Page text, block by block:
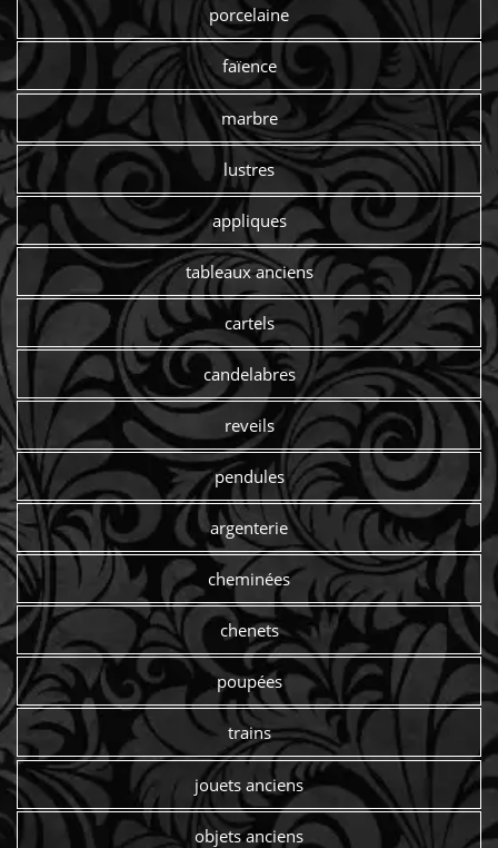
porcelaine
faïence
marbre
lustres
appliques
tableaux anciens
cartels
candelabres
reveils
pendules
argenterie
cheminées
chenets
poupées
trains
jouets anciens
objets anciens